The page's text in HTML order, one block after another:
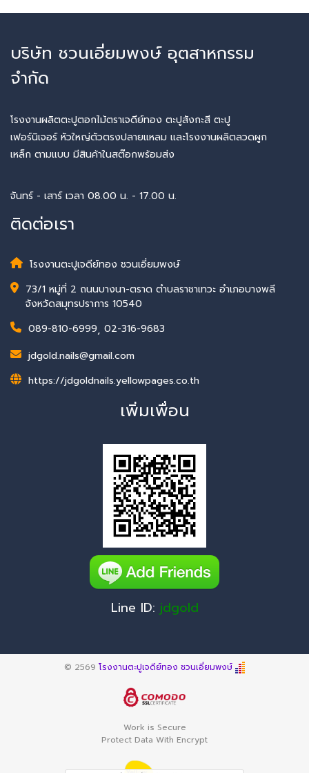
บริษัท ชวนเอี่ยมพงษ์ อุตสาหกรรม
จำกัด
โรงงานผลิตตะปูตอกไม้ตราเจดีย์ทอง ตะปูสังกะสี ตะปู
เฟอร์นิเจอร์ หัวใหญ่ตัวตรงปลายแหลม และโรงงานผลิตลวดผูก
เหล็ก ตามแบบ มีสินค้าในสต๊อกพร้อมส่ง
จันทร์ - เสาร์ เวลา 08.00 น. - 17.00 น.
ติดต่อเรา
โรงงานตะปูเจดีย์ทอง ชวนเอี่ยมพงษ์
73/1 หมู่ที่ 2 ถนนบางนา-ตราด ตำบลราชาเทวะ อำเภอบางพลี
จังหวัดสมุทรปราการ 10540
089-810-6999, 02-316-9683
jdgold.nails@gmail.com
https://jdgoldnails.yellowpages.co.th
เพิ่มเพื่อน
Line ID: jdgold
© 2569 โรงงานตะปูเจดีย์ทอง ชวนเอี่ยมพงษ์
Work is Secure
Protect Data With Encrypt